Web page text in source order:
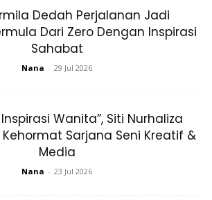
terlalu jauh.
rempah ratus
Dedah Perjalanan Jadi
Dari Zero Dengan Inspirasi
Sahabat
Nana - 29 Jul 2026
Wanita”, Siti Nurhaliza
Sarjana Seni Kreatif &
Media
Nana - 23 Jul 2026